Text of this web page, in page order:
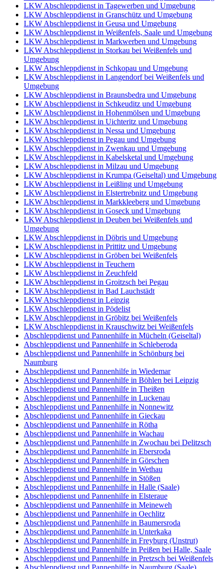
LKW Abschleppdienst in Tagewerben und Umgebung
LKW Abschleppdienst in Granschütz und Umgebung
LKW Abschleppdienst in Geusa und Umgebung
LKW Abschleppdienst in Weißenfels, Saale und Umgebung
LKW Abschleppdienst in Markwerben und Umgebung
LKW Abschleppdienst in Storkau bei Weißenfels und
Umgebung
LKW Abschleppdienst in Schkopau und Umgebung
LKW Abschleppdienst in Langendorf bei Weißenfels und
Umgebung
LKW Abschleppdienst in Braunsbedra und Umgebung
LKW Abschleppdienst in Schkeuditz und Umgebung
LKW Abschleppdienst in Hohenmölsen und Umgebung
LKW Abschleppdienst in Uichteritz und Umgebung
LKW Abschleppdienst in Nessa und Umgebung
LKW Abschleppdienst in Pegau und Umgebung
LKW Abschleppdienst in Zwenkau und Umgebung
LKW Abschleppdienst in Kabelsketal und Umgebung
LKW Abschleppdienst in Milzau und Umgebung
LKW Abschleppdienst in Krumpa (Geiseltal) und Umgebung
LKW Abschleppdienst in Leißling und Umgebung
LKW Abschleppdienst in Elstertrebnitz und Umgebung
LKW Abschleppdienst in Markkleeberg und Umgebung
LKW Abschleppdienst in Goseck und Umgebung
LKW Abschleppdienst in Deuben bei Weißenfels und
Umgebung
LKW Abschleppdienst in Döbris und Umgebung
LKW Abschleppdienst in Prittitz und Umgebung
LKW Abschleppdienst in Gröben bei Weißenfels
LKW Abschleppdienst in Teuchern
LKW Abschleppdienst in Zeuchfeld
LKW Abschleppdienst in Groitzsch bei Pegau
LKW Abschleppdienst in Bad Lauchstädt
LKW Abschleppdienst in Leipzig
LKW Abschleppdienst in Pödelist
LKW Abschleppdienst in Gröbitz bei Weißenfels
LKW Abschleppdienst in Krauschwitz bei Weißenfels
Abschleppdienst und Pannenhilfe in Mücheln (Geiseltal)
Abschleppdienst und Pannenhilfe in Schleberoda
Abschleppdienst und Pannenhilfe in Schönburg bei
Naumburg
Abschleppdienst und Pannenhilfe in Wiedemar
Abschleppdienst und Pannenhilfe in Böhlen bei Leipzig
Abschleppdienst und Pannenhilfe in Theißen
Abschleppdienst und Pannenhilfe in Luckenau
Abschleppdienst und Pannenhilfe in Nonnewitz
Abschleppdienst und Pannenhilfe in Gieckau
Abschleppdienst und Pannenhilfe in Rötha
Abschleppdienst und Pannenhilfe in Wachau
Abschleppdienst und Pannenhilfe in Zwochau bei Delitzsch
Abschleppdienst und Pannenhilfe in Ebersroda
Abschleppdienst und Pannenhilfe in Görschen
Abschleppdienst und Pannenhilfe in Wethau
Abschleppdienst und Pannenhilfe in Stößen
Abschleppdienst und Pannenhilfe in Halle (Saale)
Abschleppdienst und Pannenhilfe in Elsteraue
Abschleppdienst und Pannenhilfe in Meineweh
Abschleppdienst und Pannenhilfe in Oechlitz
Abschleppdienst und Pannenhilfe in Baumersroda
Abschleppdienst und Pannenhilfe in Unterkaka
Abschleppdienst und Pannenhilfe in Freyburg (Unstrut)
Abschleppdienst und Pannenhilfe in Peißen bei Halle, Saale
Abschleppdienst und Pannenhilfe in Pretzsch bei Weißenfels
Abschleppdienst und Pannenhilfe in Naumburg (Saale)